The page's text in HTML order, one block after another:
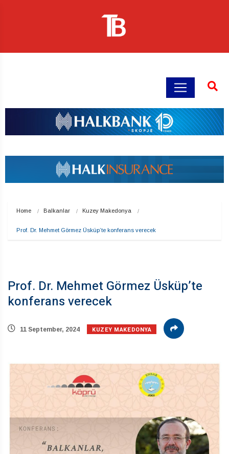
Home Balkanlar Kuzey Makedonya
Prof. Dr. Mehmet Görmez Üsküp’te konferans verecek
Prof. Dr. Mehmet Görmez Üsküp’te
konferans verecek
11 September, 2024 KUZEY MAKEDONYA